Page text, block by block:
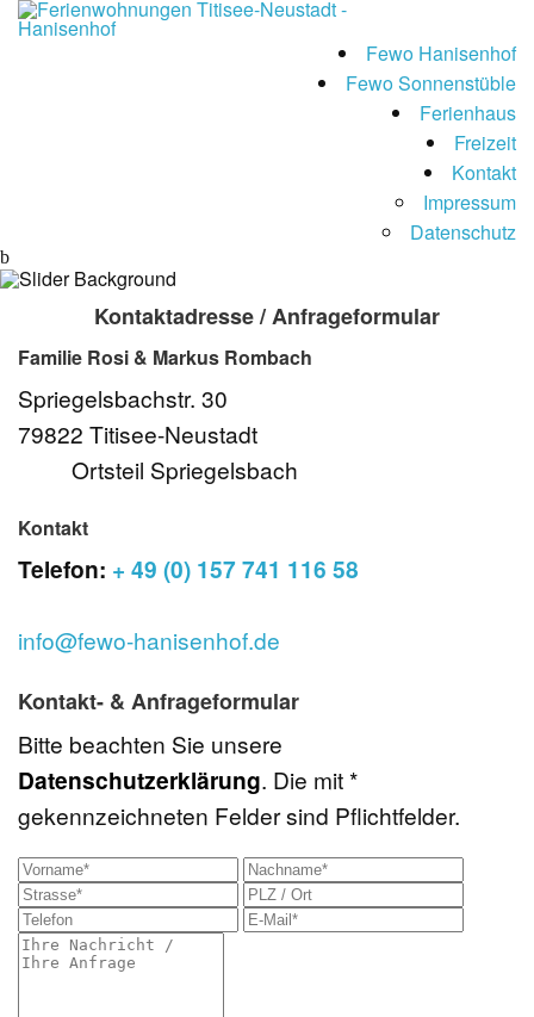
Fewo Hanisenhof
Fewo Sonnenstüble
Ferienhaus
Freizeit
Kontakt
Impressum
Datenschutz
Kontaktadresse / Anfrageformular
Familie Rosi & Markus Rombach
Spriegelsbachstr. 30
79822 Titisee-Neustadt
Ortsteil Spriegelsbach
Kontakt
Telefon: + 49 (0) 157 741 116 58
info@fewo-hanisenhof.de
Kontakt- & Anfrageformular
Bitte beachten Sie unsere
Datenschutzerklärung. Die mit *
gekennzeichneten Felder sind Pflichtfelder.